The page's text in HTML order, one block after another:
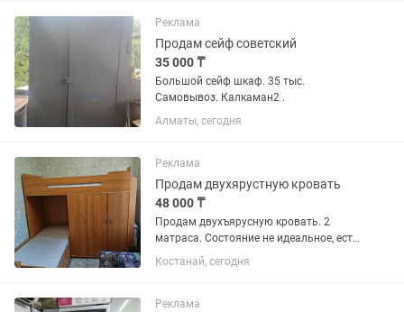
Реклама
Продам сейф советский
35 000 ₸
Большой сейф шкаф. 35 тыс.
Самовывоз. Калкаман2 .
Алматы, сегодня
Реклама
Продам двухярустную кровать
48 000 ₸
Продам двухъярусную кровать. 2
матраса. Состояние не идеальное, есть
следы эксплуатации, б/у.
Размеры:190×80×160. Шкаф для
выдвижных ящика(нужна замена
Костанай, сегодня
Реклама